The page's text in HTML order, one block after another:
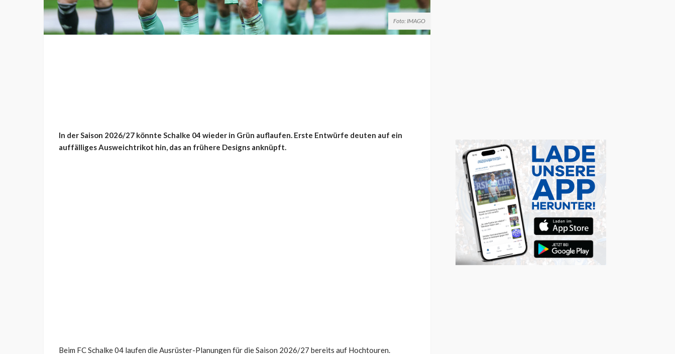
Foto: IMAGO
In der Saison 2026/27 könnte Schalke 04 wieder in Grün auflaufen. Erste Entwürfe deuten auf ein
auffälliges Ausweichtrikot hin, das an frühere Designs anknüpft.
Beim FC Schalke 04 laufen die Ausrüster-Planungen für die Saison 2026/27 bereits auf Hochtouren.